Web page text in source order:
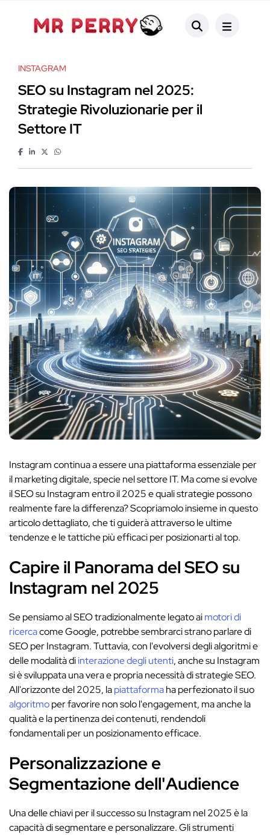
INSTAGRAM
SEO su Instagram nel 2025:
Strategie Rivoluzionarie per il
Settore IT
Instagram continua a essere una piattaforma essenziale per
il marketing digitale, specie nel settore IT. Ma come si evolve
il SEO su Instagram entro il 2025 e quali strategie possono
realmente fare la differenza? Scopriamolo insieme in questo
articolo dettagliato, che ti guiderà attraverso le ultime
tendenze e le tattiche più efficaci per posizionarti al top.
Capire il Panorama del SEO su
Instagram nel 2025
Se pensiamo al SEO tradizionalmente legato aimotori di
ricercacome Google, potrebbe sembrarci strano parlare di
SEO per Instagram. Tuttavia, con l'evolversi degli algoritmi e
delle modalità diinterazione degli utenti, anche su Instagram
si è sviluppata una vera e propria necessità di strategie SEO.
All'orizzonte del 2025, lapiattaformaha perfezionato il suo
algoritmoper favorire non solo l'engagement, ma anche la
qualità e la pertinenza dei contenuti, rendendoli
fondamentali per un posizionamento efficace.
Personalizzazione e
Segmentazione dell'Audience
Una delle chiavi per il successo su Instagram nel 2025 è la
capacità di segmentare e personalizzare. Gli strumenti